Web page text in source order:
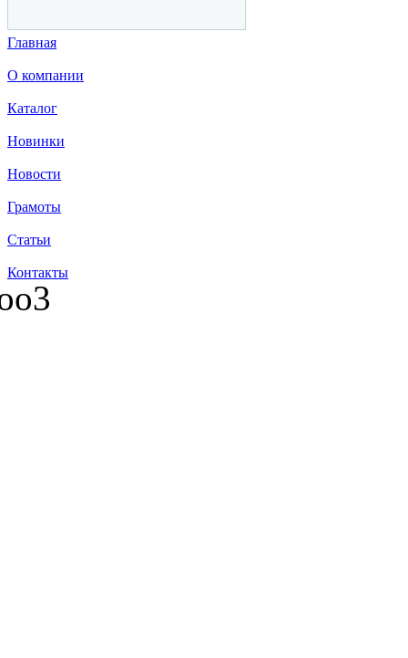
Главная
О компании
Каталог
Новинки
Новости
Грамоты
Статьи
Контакты